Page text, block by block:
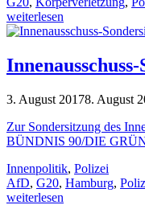
weiterlesen
3. August 20178. August
Zur Sondersitzung des
BÜNDNIS 90/DIE
Innenpolitik, Polizei
AfD, G20, Hamburg,
weiterlesen